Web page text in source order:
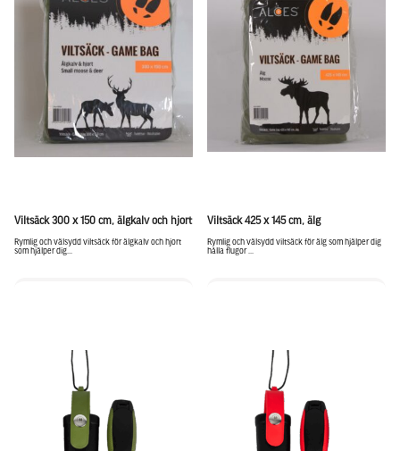
Viltsäck 300 x 150 cm, älgkalv och hjort
Rymlig och välsydd viltsäck för älgkalv och hjort
som hjälper dig...
Viltsäck 425 x 145 cm, älg
Rymlig och välsydd viltsäck för älg som hjälper dig
hålla flugor ...